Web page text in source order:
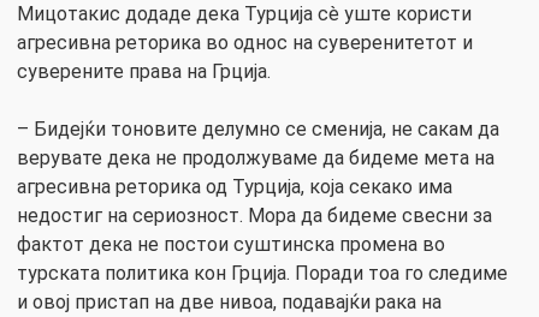
Мицотакис додаде дека Турција сè уште користи
агресивна реторика во однос на суверенитетот и
суверените права на Грција.
– Бидејќи тоновите делумно се сменија, не сакам да
верувате дека не продолжуваме да бидеме мета на
агресивна реторика од Турција, која секако има
недостиг на сериозност. Мора да бидеме свесни за
фактот дека не постои суштинска промена во
турската политика кон Грција. Поради тоа го следиме
и овој пристап на две нивоа, подавајќи рака на